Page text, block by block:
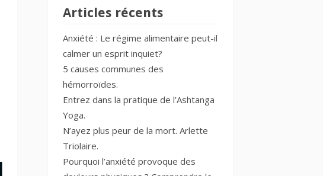
Articles récents
Anxiété : Le régime alimentaire peut-il
calmer un esprit inquiet?
5 causes communes des
hémorroïdes.
Entrez dans la pratique de l’Ashtanga
Yoga.
N’ayez plus peur de la mort. Arlette
Triolaire.
Pourquoi l’anxiété provoque des